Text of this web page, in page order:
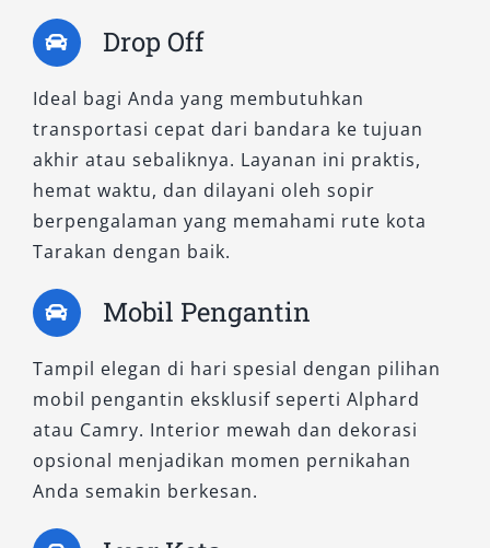
Drop Off
Ideal bagi Anda yang membutuhkan
transportasi cepat dari bandara ke tujuan
akhir atau sebaliknya. Layanan ini praktis,
hemat waktu, dan dilayani oleh sopir
berpengalaman yang memahami rute kota
Tarakan dengan baik.
Mobil Pengantin
Tampil elegan di hari spesial dengan pilihan
mobil pengantin eksklusif seperti Alphard
atau Camry. Interior mewah dan dekorasi
opsional menjadikan momen pernikahan
Anda semakin berkesan.